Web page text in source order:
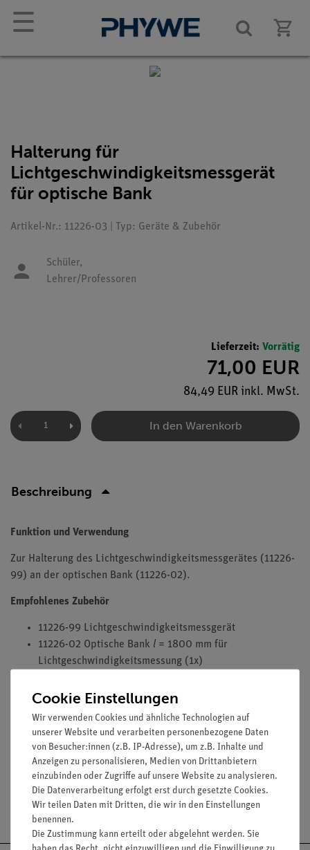
☰
Halterung für
Lichtgeschwindigkeitsmessgerät
für optische Bank
Artikel-Nr.: 11226-03 | Typ: Geräte & Zubehör
Schüler,
Lehrer/Professoren
Lieferzeit: Vorrätig
71,00 EUR
84,49 EUR inkl. MwSt.
In den Warenkorb
Beschreibung
Funktion und Verwendung
Zur Halterung des Lichtgeschwindigkeitsmessgerätes (11226-
99) an der optischen Bank (11226-02).
Empfohlenes Zubehör
11226-99 Lichtgeschwindigkeitsmessgerät
11226-02 Optische Bank l = 1800 mm für
Lichtgeschwindigkeitsmessung (1x)
11226-04 Acrylglaszylinder mit Halterung (1x)
11226-05 Rohrküvette mit Halterung (1x)
Versandkostenfrei ab 300,- €
Cookie Einstellungen
Wir verwenden Cookies und ähnliche Technologien auf
unserer Website und verarbeiten personenbezogene Daten
von Besucher:innen (z.B. IP-Adresse), um z.B. Inhalte und
Anzeigen zu personalisieren, Medien von Drittanbietern
einzubinden oder Zugriffe auf unsere Website zu analysieren.
Die Datenverarbeitung erfolgt erst durch gesetzte Cookies.
Wir teilen Daten mit Dritten, die wir in den Einstellungen
benennen.
Die Zustimmung kann erteilt oder abgelehnt werden. Sie